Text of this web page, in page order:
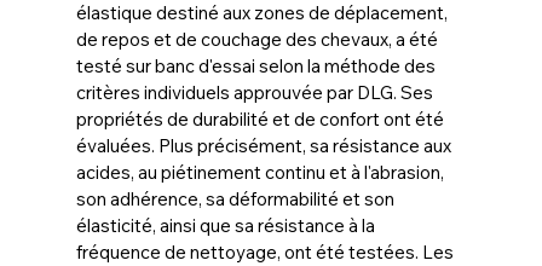
élastique destiné aux zones de déplacement,
de repos et de couchage des chevaux, a été
testé sur banc d'essai selon la méthode des
critères individuels approuvée par DLG. Ses
propriétés de durabilité et de confort ont été
évaluées. Plus précisément, sa résistance aux
acides, au piétinement continu et à l'abrasion,
son adhérence, sa déformabilité et son
élasticité, ainsi que sa résistance à la
fréquence de nettoyage, ont été testées. Les